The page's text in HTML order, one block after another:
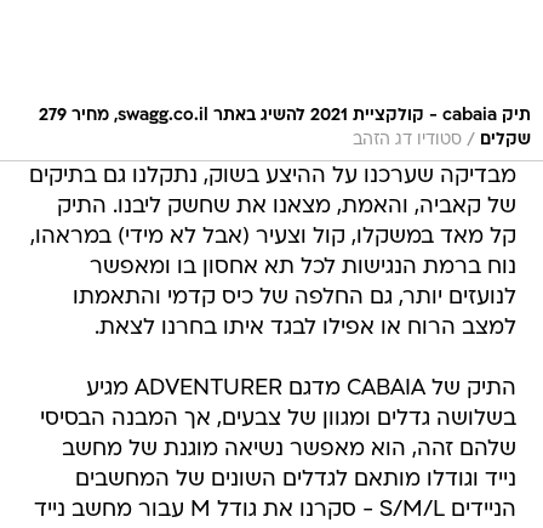
תיק cabaia - קולקציית 2021 להשיג באתר swagg.co.il, מחיר 279
שקלים
/ סטודיו דג הזהב
מבדיקה שערכנו על ההיצע בשוק, נתקלנו גם בתיקים
של קאביה, והאמת, מצאנו את שחשק ליבנו. התיק
קל מאד במשקלו, קול וצעיר (אבל לא מידי) במראהו,
נוח ברמת הנגישות לכל תא אחסון בו ומאפשר
לנועזים יותר, גם החלפה של כיס קדמי והתאמתו
למצב הרוח או אפילו לבגד איתו בחרנו לצאת.
התיק של CABAIA מדגם ADVENTURER מגיע
בשלושה גדלים ומגוון של צבעים, אך המבנה הבסיסי
שלהם זהה, הוא מאפשר נשיאה מוגנת של מחשב
נייד וגודלו מותאם לגדלים השונים של המחשבים
הניידים S/M/L - סקרנו את גודל M עבור מחשב נייד